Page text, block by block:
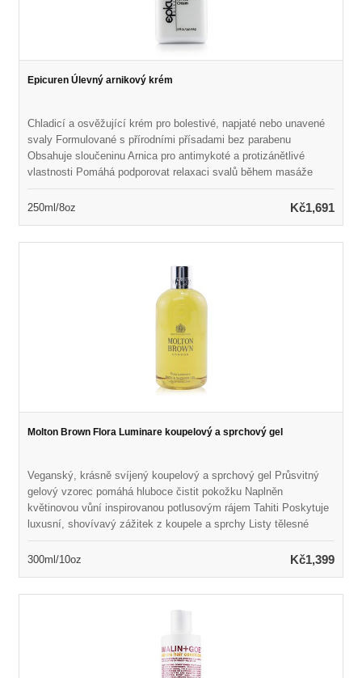
Epicuren Úlevný arnikový krém
Chladicí a osvěžující krém pro bolestivé, napjaté nebo unavené
svaly Formulované s přírodními přísadami bez parabenu
Obsahuje sloučeninu Arnica pro antimykoté a protizánětlivé
vlastnosti Pomáhá podporovat relaxaci svalů během masáže
napjaté a unavené svaly Vonné osvěžující a revitalizační vůní
250ml/8oz Kč1,691
Molton Brown Flora Luminare koupelový a sprchový gel
Veganský, krásně svíjený koupelový a sprchový gel Průsvitný
gelový vzorec pomáhá hluboce čistit pokožku Naplněn
květinovou vůní inspirovanou potlusovým rájem Tahiti Poskytuje
luxusní, shovívavý zážitek z koupele a sprchy Listy tělesné
pleti Bez lepku, ftalátu a parabenů, bez krutosti
300ml/10oz Kč1,399